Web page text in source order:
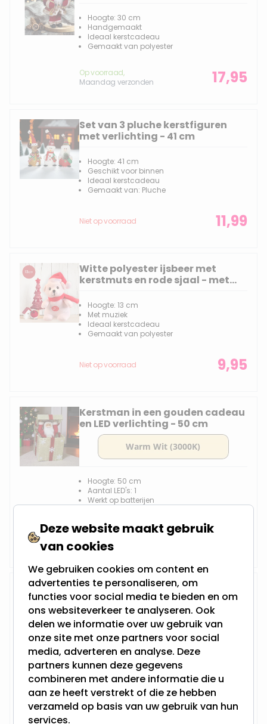
Hoogte: 30 cm
Handgemaakt
Ideaal kerstcadeau
Gemaakt van polyester
Op voorraad,
Maandag verzonden
17,95
Set van 3 pluche kerstfiguren
met verlichting - 41 cm
Hoogte: 41 cm
Geschikt voor binnen
Ideaal kerstcadeau
Gemaakt van: Pluche
Niet op voorraad 11,99
Witte polyester ijsbeer met
kerstmuts en rode sjaal - met
Hoogte: 13 cm
Met muziek
Ideaal kerstcadeau
Gemaakt van polyester
Niet op voorraad 9,95
Kerstman in een gouden cadeau
en LED verlichting - 50 cm
Hoogte: 50 cm
Aantal LED's: 1
Werkt op batterijen
Niet op voorraad
Kerstman in een rood cadeau
met groen lint en LED verlichting
- 50 cm
Hoogte: 50 cm
Aantal LED's: 1
Werkt op batterijen
Gemaakt van kunststof
39,95
Deze website maakt gebruik
van cookies
We gebruiken cookies om content en
advertenties te personaliseren, om
functies voor social media te bieden en om
ons websiteverkeer te analyseren. Ook
delen we informatie over uw gebruik van
onze site met onze partners voor social
media, adverteren en analyse. Deze
partners kunnen deze gegevens
combineren met andere informatie die u
aan ze heeft verstrekt of die ze hebben
verzameld op basis van uw gebruik van hun
services.